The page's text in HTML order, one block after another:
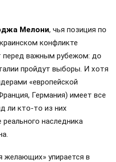
Мелони, чья позиция по
конфликте
перед важным рубежом: до
пройдут выборы. И хотя
«европейской
Германия) имеет все
ли кто-то из них
наследника
желающих» упирается в